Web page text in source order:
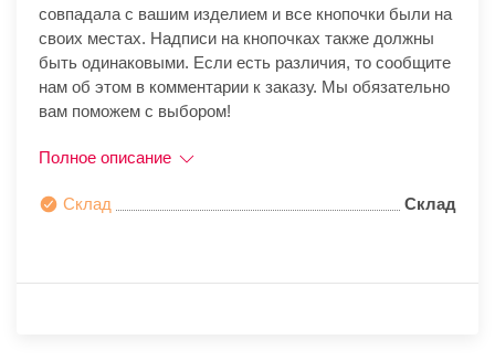
совпадала с вашим изделием и все кнопочки были на
своих местах. Надписи на кнопочках также должны
быть одинаковыми. Если есть различия, то сообщите
нам об этом в комментарии к заказу. Мы обязательно
вам поможем с выбором!
Полное описание
Склад Склад